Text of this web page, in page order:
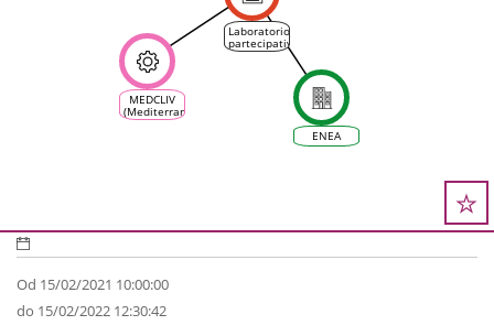
Laboratorio
partecipativo
MED-GOLD
MEDCLIV
(Mediterranean
Climate
ENEA
Od 15/02/2021 10:00:00
do 15/02/2022 12:30:42